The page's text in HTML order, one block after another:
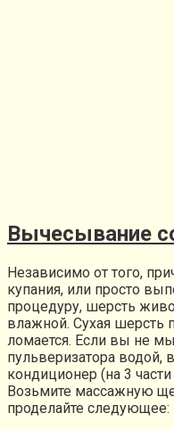
Вычесывание
Независимо от того,
купания, или просто
процедуру, шерсть
влажной. Сухая шерсть
ломается. Если вы не
пульверизатора водой,
кондиционер (на 3
Возьмите массажную
проделайте следующее: